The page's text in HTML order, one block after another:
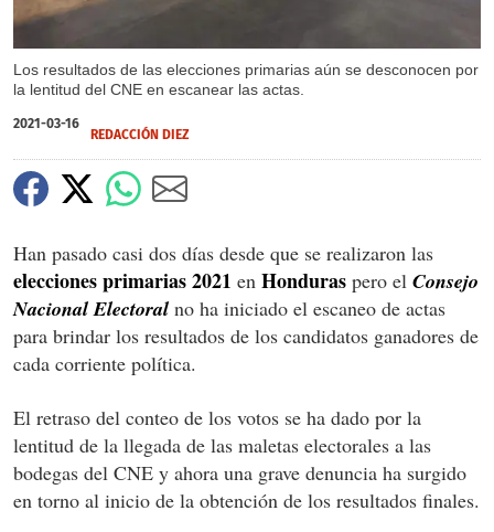
Los resultados de las elecciones primarias aún se desconocen por
la lentitud del CNE en escanear las actas.
2021-03-16
REDACCIÓN DIEZ
Han pasado casi dos días desde que se realizaron las
elecciones primarias 2021 en Honduras pero el Consejo
Nacional Electoral no ha iniciado el escaneo de actas
para brindar los resultados de los candidatos ganadores de
cada corriente política.
El retraso del conteo de los votos se ha dado por la
lentitud de la llegada de las maletas electorales a las
bodegas del CNE y ahora una grave denuncia ha surgido
en torno al inicio de la obtención de los resultados finales.